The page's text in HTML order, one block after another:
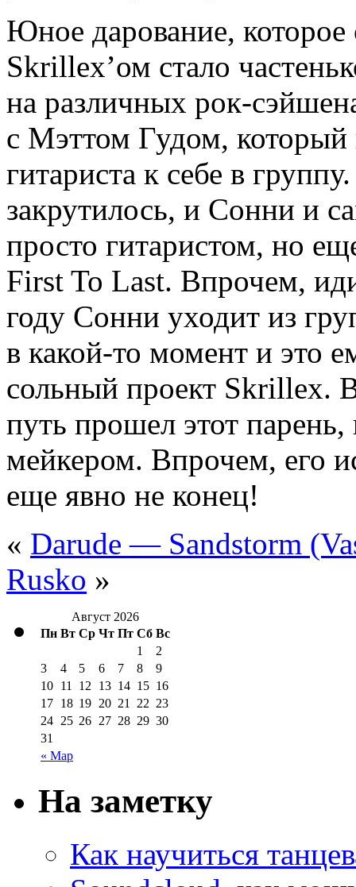
Юное дарование,
Skrillex’ом стало
на различных рок-
с Мэттом Гудом, который
гитариста к себе в
закрутилось, и Сонни и
просто гитаристом, но
First To Last. Впрочем,
году Сонни уходит из
в какой-то момент и это
сольный проект Skrillex.
путь прошел этот
мейкером. Впрочем, его
еще явно не конец!
« Darude — Sandstorm
Rusko »
Август 2026
Пн Вт Ср Чт Пт Сб Вс
« Мар
1
2
3
4 5 6 7 8
9
10 11 12 13 14 15 16
17 18 19 20 21 22 23
24 25 26 27 28 29 30
31
На заметку
Как научиться